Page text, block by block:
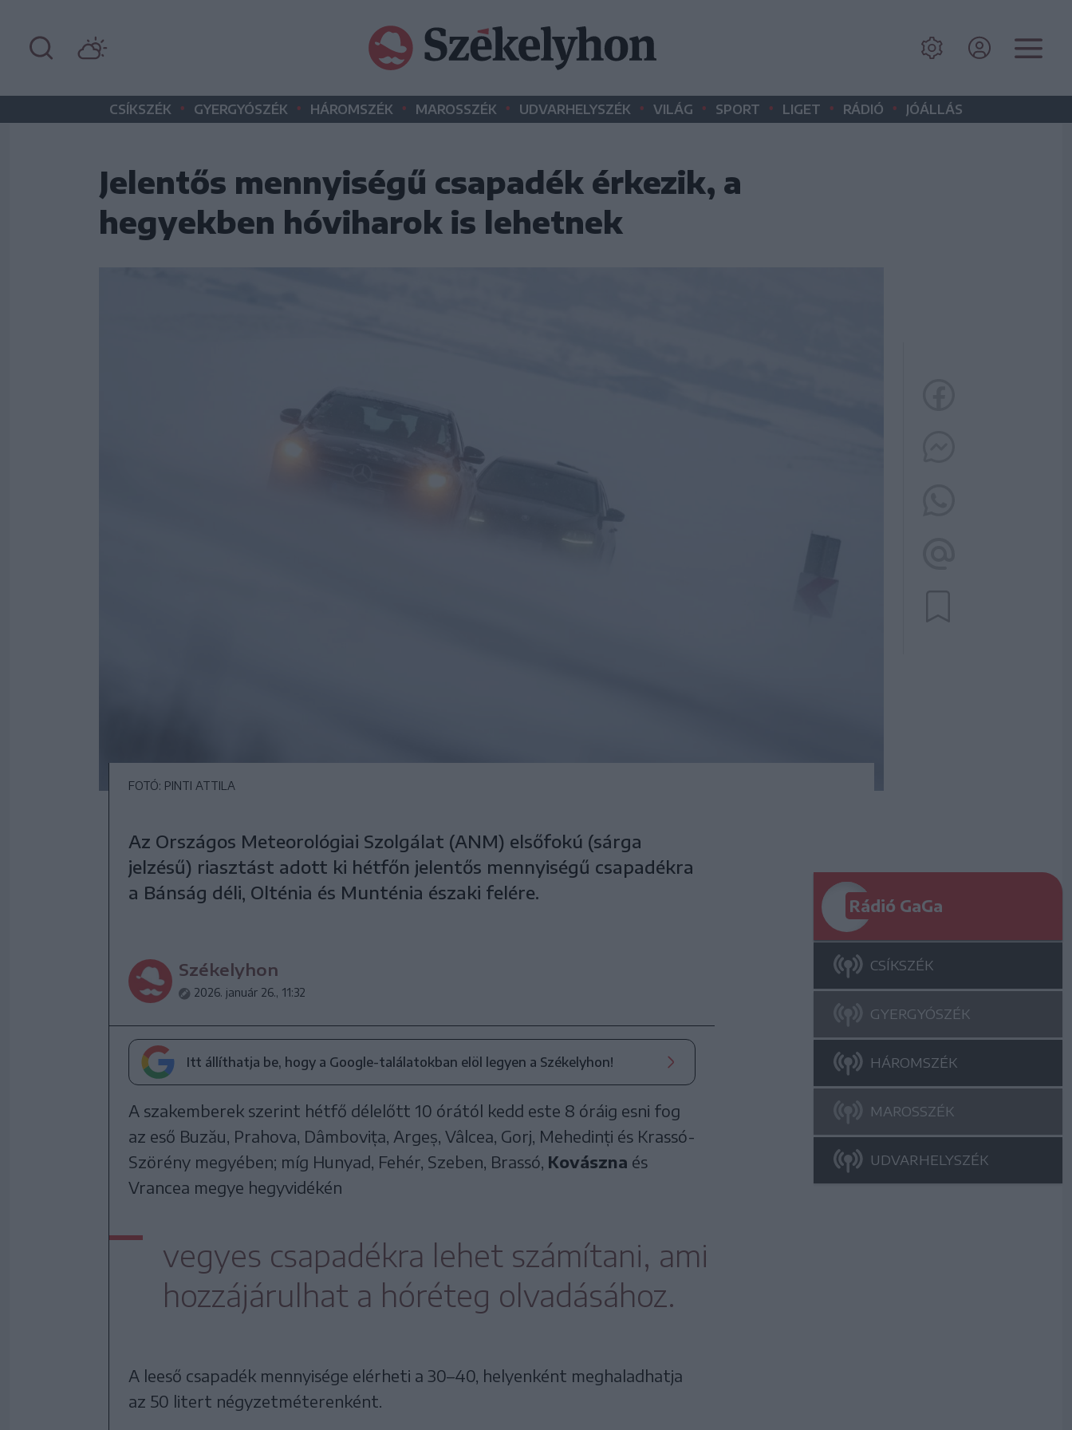
CSÍKSZÉK • GYERGYÓSZÉK • HÁROMSZÉK • MAROSSZÉK • UDVARHELYSZÉK • VILÁG • SPORT • LIGET • RÁDIÓ • JÓÁLLÁS
Jelentős mennyiségű csapadék érkezik, a
hegyekben hóviharok is lehetnek
FOTÓ: PINTI ATTILA
Az Országos Meteorológiai Szolgálat (ANM) elsőfokú (sárga
jelzésű) riasztást adott ki hétfőn jelentős mennyiségű csapadékra
a Bánság déli, Olténia és Munténia északi felére.
Székelyhon
2026. január 26., 11:32
Itt állíthatja be, hogy a Google-találatokban elöl legyen a Székelyhon!
A szakemberek szerint hétfő délelőtt 10 órától kedd este 8 óráig esni fog
az eső Buzău, Prahova, Dâmbovița, Argeș, Vâlcea, Gorj, Mehedinți és Krassó-
Szörény megyében; míg Hunyad, Fehér, Szeben, Brassó, Kovászna és
Vrancea megye hegyvidékén
vegyes csapadékra lehet számítani, ami
hozzájárulhat a hóréteg olvadásához.
A leeső csapadék mennyisége elérheti a 30–40, helyenként meghaladhatja
az 50 litert négyzetméterenként.
Rádió GaGa
CSÍKSZÉK
GYERGYÓSZÉK
HÁROMSZÉK
MAROSSZÉK
UDVARHELYSZÉK